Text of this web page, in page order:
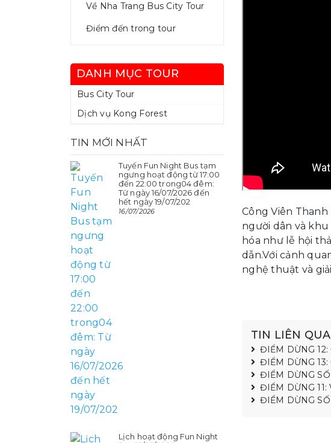
Về Nha Trang Bus City Tour
Điểm đến trong tour
DANH MỤC TOUR
Bus City Tour
Dịch vụ Kong Forest
TIN MỚI NHẤT
Tuyến Fun Night Bus tạm
ngưng hoạt động từ 17:00
đến 22:00 trong04 đêm:
Từ ngày 16/07/2026 đến
hết ngày 19/07/202
16/07/2026
Lịch hoạt động Fun Night
Công Viên
người dân và khu
hóa như lễ hội
dẫn.Với cảnh
nghệ thuật và
TIN LIÊN
ĐIỂM DỪNG 12:
ĐIỂM DỪNG
ĐIỂM DỪNG
ĐIỂM DỪNG 11:
ĐIỂM DỪNG